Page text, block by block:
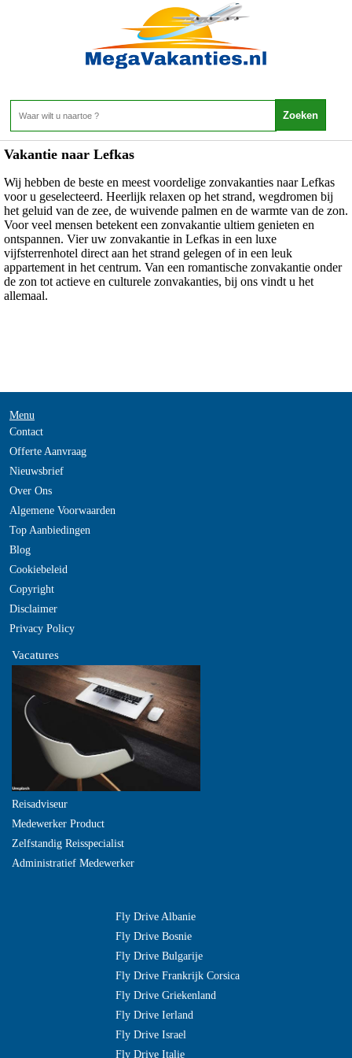
Home>
Vakantie naar Lefkas
Wij hebben de beste en meest voordelige zonvakanties naar Lefkas
voor u geselecteerd. Heerlijk relaxen op het strand, wegdromen bij
het geluid van de zee, de wuivende palmen en de warmte van de zon.
Voor veel mensen betekent een zonvakantie ultiem genieten en
ontspannen. Vier uw zonvakantie in Lefkas in een luxe
vijfsterrenhotel direct aan het strand gelegen of in een leuk
appartement in het centrum. Van een romantische zonvakantie onder
de zon tot actieve en culturele zonvakanties, bij ons vindt u het
allemaal.
Menu
Contact
Offerte Aanvraag
Nieuwsbrief
Over Ons
Algemene Voorwaarden
Top Aanbiedingen
Blog
Cookiebeleid
Copyright
Disclaimer
Privacy Policy
Vacatures
Reisadviseur
Medewerker Product
Zelfstandig Reisspecialist
Administratief Medewerker
Fly Drive Albanie
Fly Drive Bosnie
Fly Drive Bulgarije
Fly Drive Frankrijk Corsica
Fly Drive Griekenland
Fly Drive Ierland
Fly Drive Israel
Fly Drive Italie